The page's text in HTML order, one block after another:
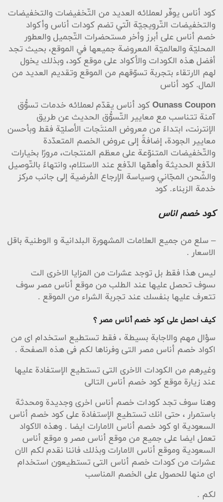
كود أناس يوفّر لعملائه العديد من التّخفيضات والتخفيضات
والتخفيضات التّرويجيّة الّتي تضم كودات أناس وأكواد
خصم أناس على أبرز وأخر مستحضرات التّجميل والعطور
المحليّة والعالميّة المعروضة جميعها في الموقع، بحيث تجد
أفضل هذه الكودات والأكواد على موقع كود، وبذلك يخول
لهم الارتقاء بتجربة تسوّقهم من الموقع وتقديم العديد من
المال. كود أناس
Ounass Coupon كود أناس يقدّم لعملائه خدمات تسوُّق
آمنة تتناسب مع معايير التّسوُّق الحديث عن طريق
الإنترنت، ابتداءً من معروض المنتَجات الأصليّة فقط وبأحسن
معايير الجودة، إضافةً إلى عروض الخصم المتعدّدة
والتّخفيضات المتنوّعة على معظم المنتجات، مرورًا بخيارات
الدّفع الحديثة وأهمّها الدّفع عند الاستلام، وانتهاءً بالتّوصيل
والشّحن المجّاني وسياسة الإرجاع المُرضية إلى جانب مركز
خدمة الزبناء. كود
كود خصم اناس
– سلع من جميع العلامات المشهورة البلدانية و الوطنية باقل
الاسعار .
ليس هذا فقط بل توجد عشرات من المزايا الاخرى الت
ىسوف تحصل عليها عند الطلب من موقع أناس مصر سوف
تتعرف عليها بنفسك عند تجربة الشراء من الموقع .
كيف احصل على كود خصم أناس مصر ؟
سؤال مهم والاجابة بسيطة ، فقط تستطيع استخدام اى من
اكواد خصم أناس مصر التى وفرناها لكم فى هذه الصفحة .
وغيرهم من الكودات الاخرى التى تستطيع الإستفادة عليها
عند زيارة موقع كود خصم أناس التالى
وهنا سوف تجد كودات خصم أناس اخرى وجديدة ومحدثة
باستمرار ، حتى انك تستطيع الإستفادة على كود خصم أناس
السعودية او كود خصم أناس الامارات ايضا . وهذه الاكواد
تعمل ايضا على جميع من موقع أناس مصر و موقع أناس
السعودية وموقع أناس الامارات وبذلك فاننا نقدم لكم الان
عشرات من كودات خصم أناس التى تستطيعون استخدام
اى منها للحصول على الخصم المناسب
لكم .